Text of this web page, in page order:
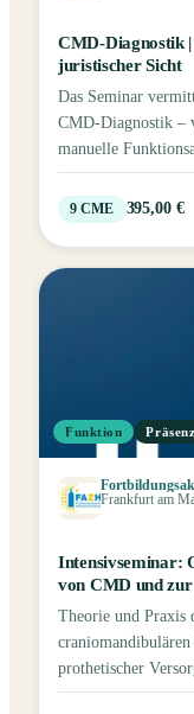
CMD-Diagnostik
juristischer Sicht
Das Seminar
CMD-Diagnostik –
manuelle
sichere
interdisziplinärer
9 CME 395,00 €
Funktion Präsenz
Frankfurt am
Intensivseminar:
von CMD und
Theorie und Praxis
prothetischer
Leitlinie, inklusive